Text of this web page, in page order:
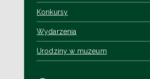
Konkursy
Wydarzenia
Urodziny w muzeum